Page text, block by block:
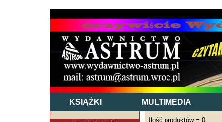
KSIĄŻKI MULTIMEDIA
Ilość produktów = 0